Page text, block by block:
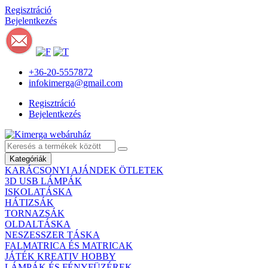
Regisztráció
Bejelentkezés
+36-20-5557872
infokimerga@gmail.com
Regisztráció
Bejelentkezés
Kategóriák
KARÁCSONYI AJÁNDEK ÖTLETEK
3D USB LÁMPÁK
ISKOLATÁSKA
HÁTIZSÁK
TORNAZSÁK
OLDALTÁSKA
NESZESSZER TÁSKA
FALMATRICA ÉS MATRICAK
JÁTÉK KREATIV HOBBY